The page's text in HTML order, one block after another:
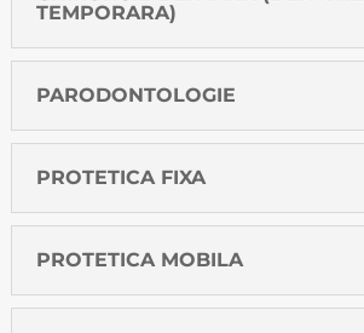
TEMPORARA)
PARODONTOLOGIE
PROTETICA FIXA
PROTETICA MOBILA